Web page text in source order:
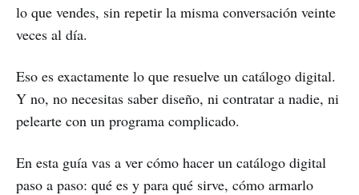
lo que vendes, sin repetir la misma conversación veinte
veces al día.
Eso es exactamente lo que resuelve un catálogo digital.
Y no, no necesitas saber diseño, ni contratar a nadie, ni
pelearte con un programa complicado.
En esta guía vas a ver cómo hacer un catálogo digital
paso a paso: qué es y para qué sirve, cómo armarlo